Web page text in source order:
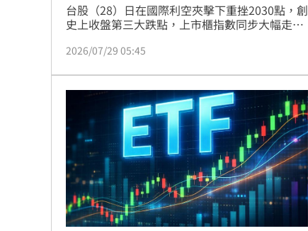
台股（28）日在國際利空夾擊下重挫2030點，創
史上收盤第三大跌點，上市櫃指數同步大幅走
而是國際市場恐慌、程式交易、槓桿籌碼清洗等
與籌碼面修復情況，在市場止穩前，投資人首要
任務不是急著搶反彈，而是「先存活」。
2026/07/29 05:45